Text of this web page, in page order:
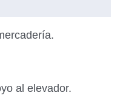
al elevador.